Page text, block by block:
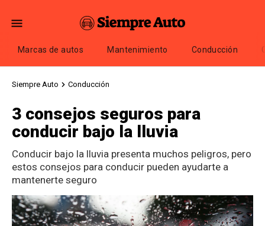
Marcas de autos Mantenimiento Conducción
Siempre Auto Conducción
3 consejos seguros para
conducir bajo la lluvia
Conducir bajo la lluvia presenta muchos peligros, pero
estos consejos para conducir pueden ayudarte a
mantenerte seguro